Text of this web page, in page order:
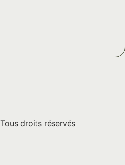
Tous droits réservés